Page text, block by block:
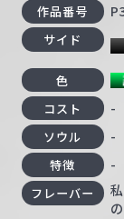
作品番号
サイド
色
コスト -
ソウル -
特徴
-
フレーバー